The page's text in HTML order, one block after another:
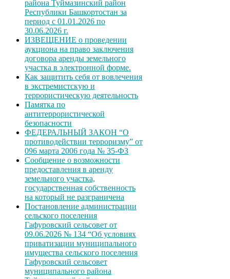
района Туймазинский район
Республики Башкортостан за
период с 01.01.2026 по
30.06.2026 г.
ИЗВЕЩЕНИЕ о проведении
аукциона на право заключения
договора аренды земельного
участка в электронной форме.
Как защитить себя от вовлечения
в экстремистскую и
террористическую деятельность
Памятка по
антитеррористической
безопасности
ФЕДЕРАЛЬНЫЙ ЗАКОН “О
противодействии терроризму” от
096 марта 2006 года № 35-ФЗ
Сообщение о возможности
предоставления в аренду
земельного участка,
государственная собственность
на который не разграничена
Постановление администрации
сельского поселения
Гафуровский сельсовет от
09.06.2026 № 134 “Об условиях
приватизации муниципального
имущества сельского поселения
Гафуровский сельсовет
муниципального района